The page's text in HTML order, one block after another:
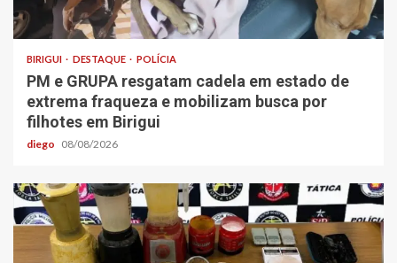
BIRIGUI DESTAQUE POLÍCIA
PM e GRUPA resgatam cadela em estado de
extrema fraqueza e mobilizam busca por
filhotes em Birigui
diego 08/08/2026